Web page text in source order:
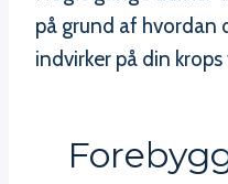
på grund af hvordan
indvirker på din